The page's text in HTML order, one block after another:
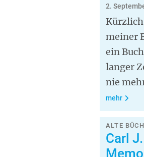
2.
meiner
ein
langer
nie
mehr
ALTE
Carl